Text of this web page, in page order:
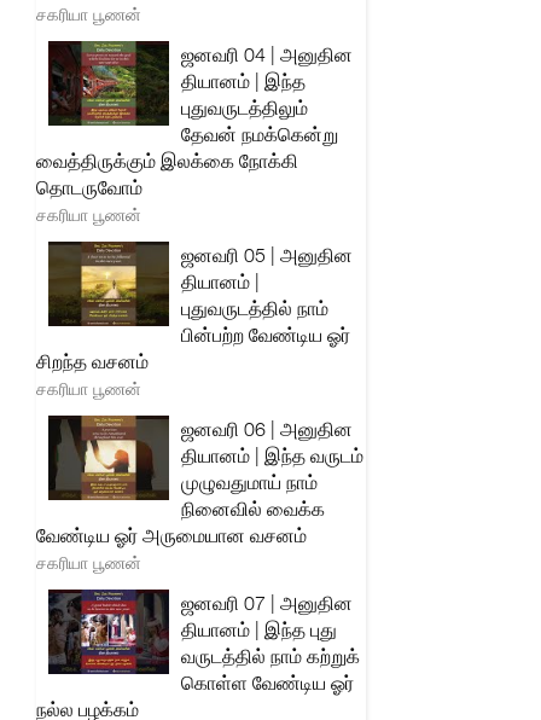
சகரியா பூணன்
ஜனவரி 04 | அனுதின
தியானம் | இந்த
புதுவருடத்திலும்
தேவன் நமக்கென்று
வைத்திருக்கும் இலக்கை நோக்கி
தொடருவோம்
சகரியா பூணன்
ஜனவரி 05 | அனுதின
தியானம் |
புதுவருடத்தில் நாம்
பின்பற்ற வேண்டிய ஓர்
சிறந்த வசனம்
சகரியா பூணன்
ஜனவரி 06 | அனுதின
தியானம் | இந்த வருடம்
முழுவதுமாய் நாம்
நினைவில் வைக்க
வேண்டிய ஓர் அருமையான வசனம்
சகரியா பூணன்
ஜனவரி 07 | அனுதின
தியானம் | இந்த புது
வருடத்தில் நாம் கற்றுக்
கொள்ள வேண்டிய ஓர்
நல்ல பழக்கம்